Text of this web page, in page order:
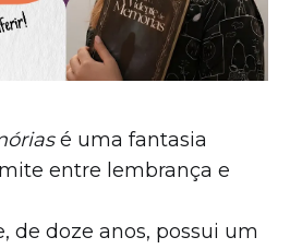
é uma fantasia
entre lembrança e
de doze anos, possui um